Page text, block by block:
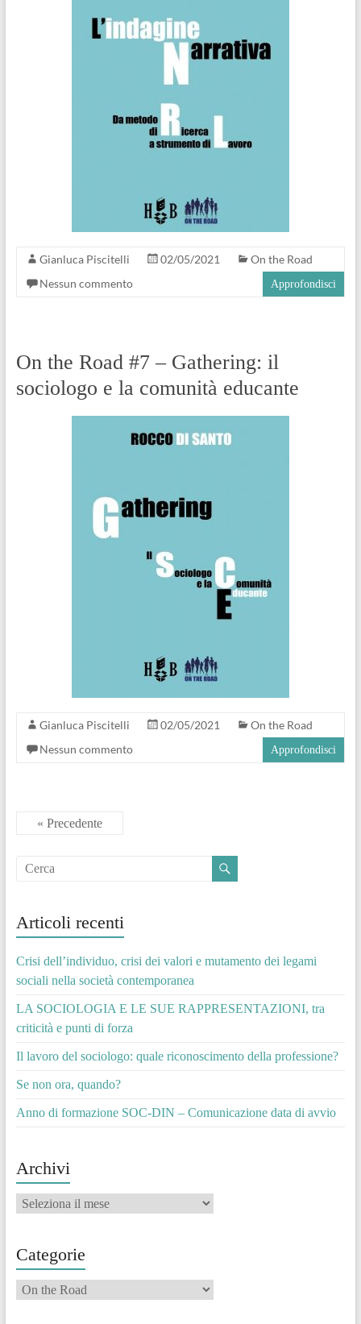
Gianluca Piscitelli 02/05/2021
On the Road
Nessun commento
Approfondisci
On the Road #7 – Gathering: il
sociologo e la comunità educante
Gianluca Piscitelli 02/05/2021
On the Road
Nessun commento
Approfondisci
« Precedente
Articoli recenti
Crisi dell’individuo, crisi dei valori e mutamento dei legami
sociali nella società contemporanea
LA SOCIOLOGIA E LE SUE RAPPRESENTAZIONI, tra
criticità e punti di forza
Il lavoro del sociologo: quale riconoscimento della professione?
Se non ora, quando?
Anno di formazione SOC-DIN – Comunicazione data di avvio
Archivi
Archivi
Categorie
Categorie